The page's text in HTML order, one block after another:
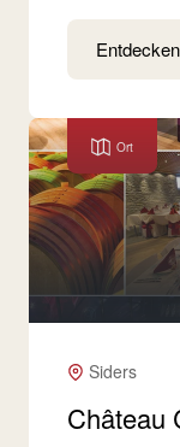
Entdecken
Ort
Siders
Château